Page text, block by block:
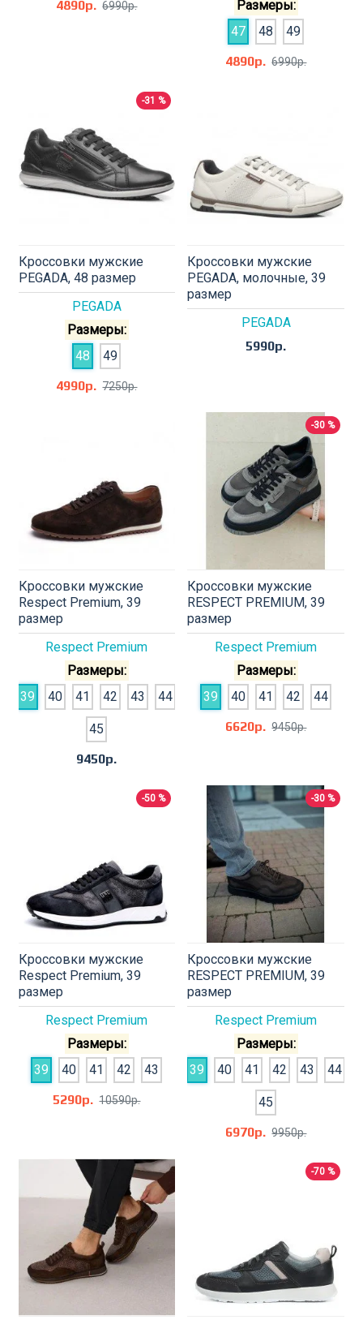
4890р. 6990р.
Размеры:
47
48
49
4890р. 6990р.
-31 %
PEGADA
Кроссовки мужские
PEGADA, 48 размер
Размеры:
48
49
4990р. 7250р.
PEGADA
Кроссовки мужские
PEGADA, молочные, 39
размер
5990р.
Respect Premium
Кроссовки мужские
Respect Premium, 39
размер
Размеры:
39
40 41 42 43 44
45
9450р.
-30 %
Respect Premium
Кроссовки мужские
RESPECT PREMIUM, 39
размер
Размеры:
39
40 41 42
44
6620р. 9450р.
-50 %
Respect Premium
Кроссовки мужские
Respect Premium, 39
размер
Размеры:
39
40 41 42
43
5290р. 10590р.
-30 %
Respect Premium
Кроссовки мужские
RESPECT PREMIUM, 39
размер
Размеры:
39
40 41 42 43 44
45
6970р. 9950р.
-70 %